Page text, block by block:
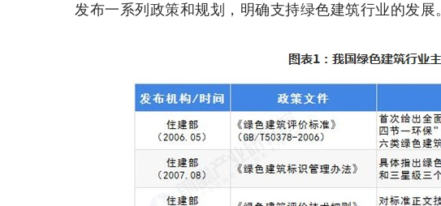
发布一系列政策和规划，明确支持绿色建筑行业的发展。